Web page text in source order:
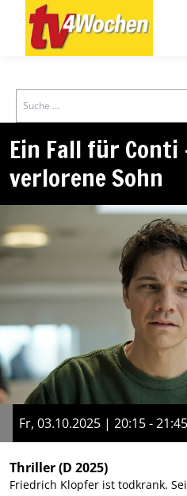
Search
Ein Fall für Conti
verlorene Sohn
Fr, 03.10.2025 | 20:15 - 21:45
Thriller(D 2025)
Friedrich Klopfer ist todkrank.